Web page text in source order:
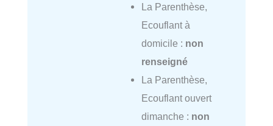
La Parenthèse,
Ecouflant à
domicile : non
renseigné
La Parenthèse,
Ecouflant ouvert
dimanche : non